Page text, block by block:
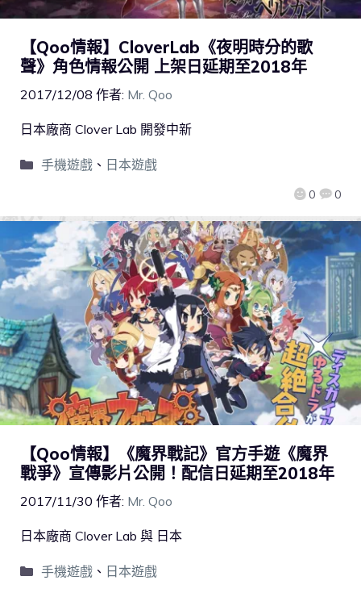
【Qoo情報】CloverLab《夜明時分的歌
聲》角色情報公開 上架日延期至2018年
2017/12/08 作者: Mr. Qoo
0 0
日本廠商 Clover Lab 開發中新
手機遊戲、 日本遊戲
【Qoo情報】《魔界戰記》官方手遊《魔界
戰爭》宣傳影片公開！配信日延期至2018年
2017/11/30 作者: Mr. Qoo
日本廠商 Clover Lab 與 日本
手機遊戲、 日本遊戲